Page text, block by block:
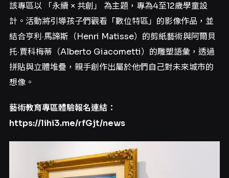
該專區以 「永續 × 共創」 為主題，專為4至12歲學童設
計。活動將引導孩子們觀看「數位特區」的影像作品，並
結合亨利·馬諦斯（Henri Matisse）的剪紙藝術與阿爾貝
托·賈科梅蒂（Alberto Giacometti）的雕塑語彙，透過
拼貼與立體堆疊，親手創作出屬於他們自己對未來城市的
想像。
藝術教育專區體驗報名連結：
https://lihi3.me/rfGjt/news